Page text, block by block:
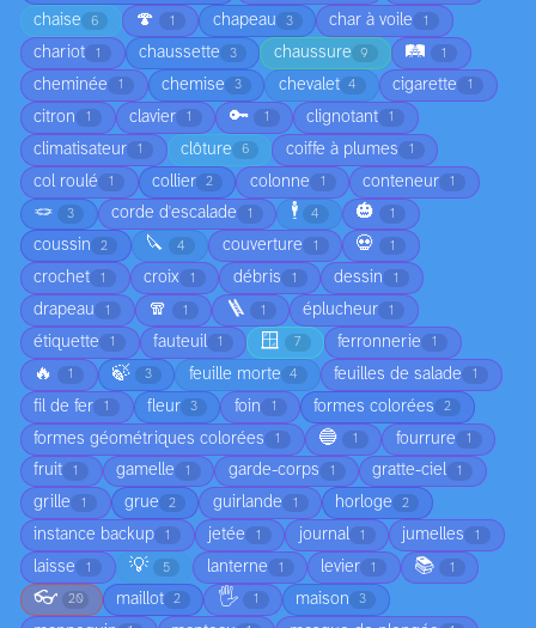
chaise 6 🍄 1 chapeau 3 char à voile 1
chariot 1 chaussette 3 chaussure 9 🛤️ 1
cheminée 1 chemise 3 chevalet 4 cigarette 1
citron 1 clavier 1 🔑 1 clignotant 1
climatisateur 1 clôture 6 coiffe à plumes 1
col roulé 1 collier 2 colonne 1 conteneur 1
🪢 3 corde d'escalade 1 🕴️ 4 🎃 1
coussin 2 🔪 4 couverture 1 💀 1
crochet 1 croix 1 débris 1 dessin 1
drapeau 1 🧣 1 🪜 1 éplucheur 1
étiquette 1 fauteuil 1 🪟 7 ferronnerie 1
🔥 1 🍃 3 feuille morte 4 feuilles de salade 1
fil de fer 1 fleur 3 foin 1 formes colorées 2
formes géométriques colorées 1 🔵 1 fourrure 1
fruit 1 gamelle 1 garde-corps 1 gratte-ciel 1
grille 1 grue 2 guirlande 1 horloge 2
instance backup 1 jetée 1 journal 1 jumelles 1
laisse 1 💡 5 lanterne 1 levier 1 📚 1
👓 20 maillot 2 🖐️ 1 maison 3